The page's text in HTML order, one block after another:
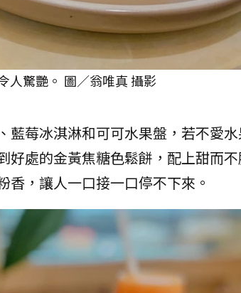
人驚艷。 圖／翁唯真 攝影
藍莓冰淇淋和可可水果盤，若不愛
好處的金黃焦糖色鬆餅，配上甜而
，讓人一口接一口停不下來。